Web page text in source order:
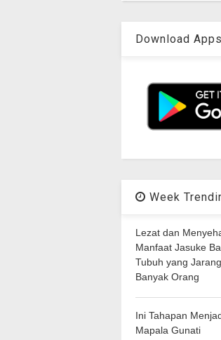
Download
Week
Lezat dan
Manfaat Jasuke
Tubuh yang
Banyak Orang
Ini Tahapan
Mapala Gunati